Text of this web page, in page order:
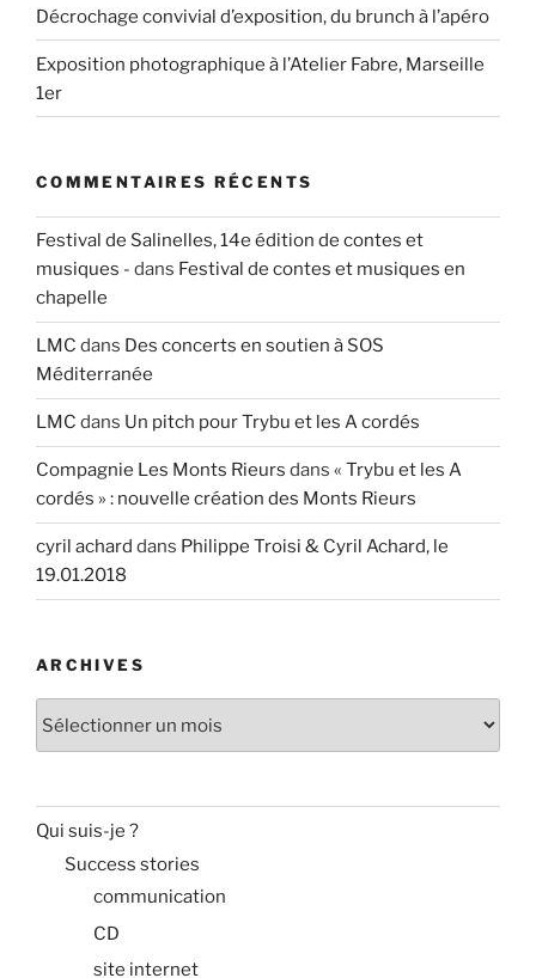
Décrochage convivial d’exposition, du brunch à l’apéro
Exposition photographique à l’Atelier Fabre, Marseille
1er
COMMENTAIRES RÉCENTS
Festival de Salinelles, 14e édition de contes et
musiques - dans Festival de contes et musiques en
chapelle
LMC dans Des concerts en soutien à SOS
Méditerranée
LMC dans Un pitch pour Trybu et les A cordés
Compagnie Les Monts Rieurs dans « Trybu et les A
cordés » : nouvelle création des Monts Rieurs
cyril achard dans Philippe Troisi & Cyril Achard, le
19.01.2018
ARCHIVES
Qui suis-je ?
Success stories
communication
CD
site internet